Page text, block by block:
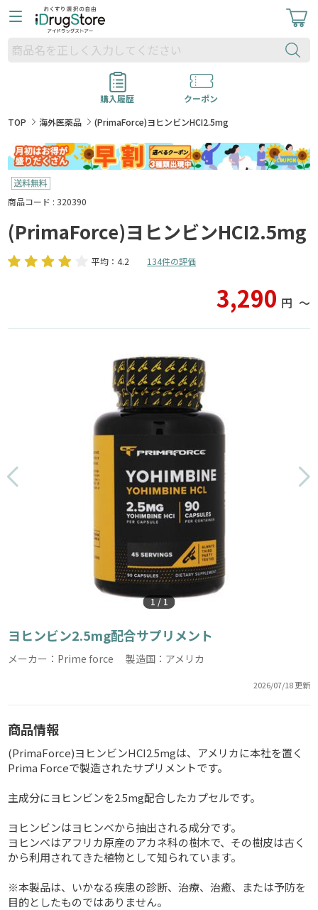
購入履歴
クーポン
TOP
海外医薬品 (PrimaForce)ヨヒンビンHCI2.5mg
商品コード : 320390
(PrimaForce)ヨヒンビンHCI2.5mg
平均：4.2 134件の評価
3,290 円 〜
1/1
ヨヒンビン2.5mg配合サプリメント
メーカー：Prime force 製造国：アメリカ
2026/07/18 更新
商品情報
(PrimaForce)ヨヒンビンHCI2.5mgは、アメリカに本社を置く
Prima Forceで製造されたサプリメントです。
主成分にヨヒンビンを2.5mg配合したカプセルです。
ヨヒンビンはヨヒンベから抽出される成分です。
ヨヒンべはアフリカ原産のアカネ科の樹木で、その樹皮は古く
から利用されてきた植物として知られています。
※本製品は、いかなる疾患の診断、治療、治癒、または予防を
目的としたものではありません。